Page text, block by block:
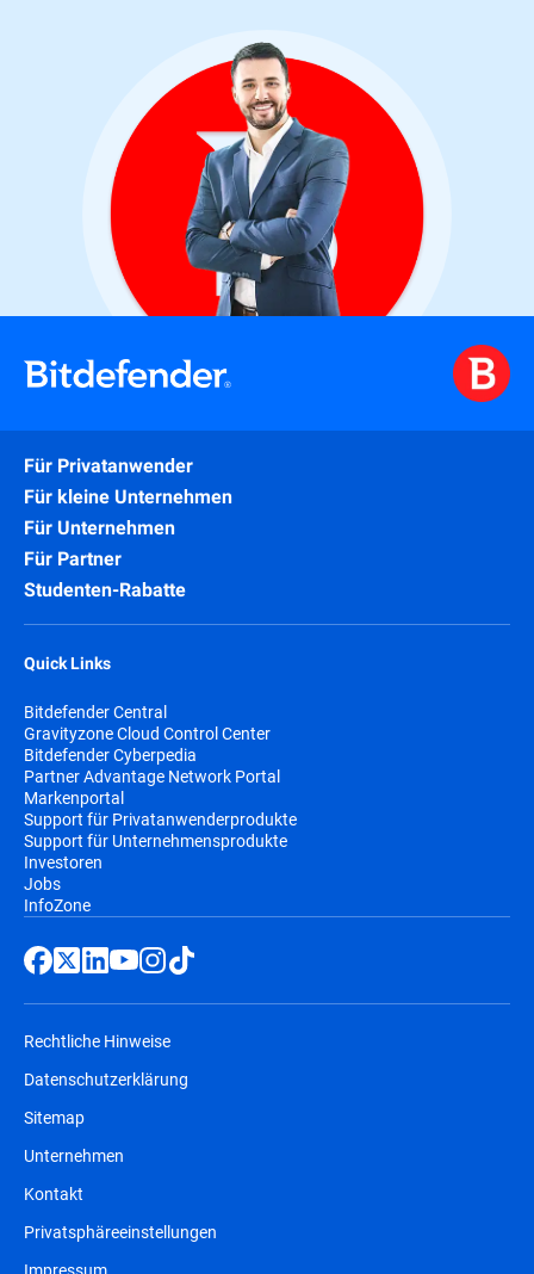
Für Privatanwender
Für kleine Unternehmen
Für Unternehmen
Für Partner
Studenten-Rabatte
Quick Links
Bitdefender Central
Gravityzone Cloud Control Center
Bitdefender Cyberpedia
Partner Advantage Network Portal
Markenportal
Support für Privatanwenderprodukte
Support für Unternehmensprodukte
Investoren
Jobs
InfoZone
Rechtliche Hinweise
Datenschutzerklärung
Sitemap
Unternehmen
Kontakt
Privatsphäreeinstellungen